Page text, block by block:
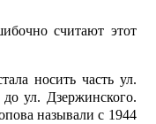
считают этот
носить часть ул.
ул. Дзержинского.
называли с 1944